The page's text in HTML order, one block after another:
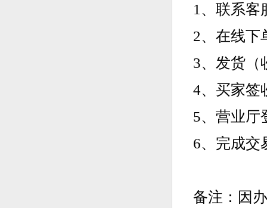
1、联系客
2、在线下
3、发货（
4、买家签
5、营业厅
6、完成交
备注：因